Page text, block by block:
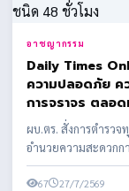
อาชญากรรม
Daily Times Online ผบ.ตร. สั่งการตำรวจ
ความปลอดภัย ค
การจราจร ตลอ
ดื่มแอลกอฮอล์ทุ
ผบ.ตร. สั่งการตำรว
อำนวยความสะดวกก
67 27/7/2569